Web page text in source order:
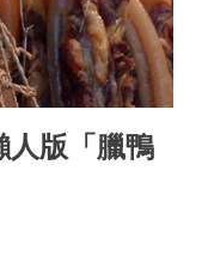
人版「臘鴨